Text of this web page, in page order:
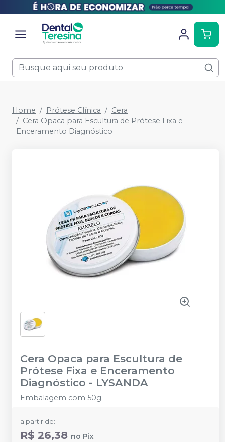
Home Prótese Clínica
Cera
Cera Opaca para Escultura de Prótese Fixa e
Enceramento Diagnóstico
Cera Opaca para Escultura de
Prótese Fixa e Enceramento
Diagnóstico - LYSANDA
Embalagem com 50g.
a partir de:
R$ 26,38 no Pix